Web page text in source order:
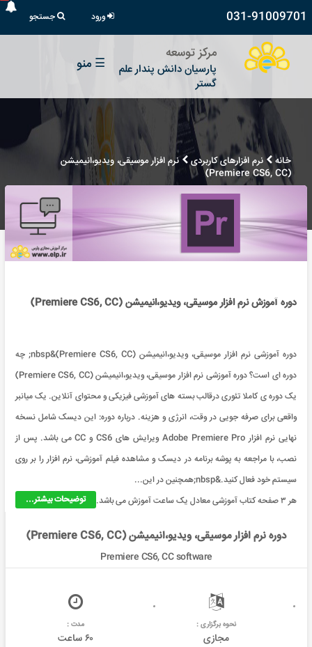
031-91009701 ورود جستجو
مرکز توسعه
پارسیان دانش پندار علم
گستر
☰ منو
خانه نرم افزارهای کاربردی
نرم افزار موسیقی، ویدیو،انیمیشن
(Premiere CS6, CC)
دوره آموزش نرم افزار موسیقی، ویدیو،انیمیشن (Premiere CS6, CC)
دوره آموزشی نرم افزار موسیقی، ویدیو،انیمیشن (Premiere CS6, CC)&nbsp; چه
دوره ای است؟ دوره آموزشی نرم افزار موسیقی، ویدیو،انیمیشن (Premiere CS6, CC)
یک دوره ی کاملا تئوری درقالب بسته های آموزشی فیزیکی و محتوای آنلاین. یک میانبر
واقعی برای صرفه جویی در وقت، انرژی و هزینه. درباره دوره: این دیسک شامل نسخه
نهایی نرم افزار Adobe Premiere Pro ویرایش های CS6 و CC می باشد. پس از
نصب، با مراجعه به پوشه برنامه در دیسک و مشاهده فیلم آموزشی، نرم افزار را بر روی
سیستم خود فعال کنید.&nbsp;همچنین در این...
توضیحات بیشتر...
هر ۳ صفحه کتاب آموزشی معادل یک ساعت آموزش می باشد.
دوره نرم افزار موسیقی، ویدیو،انیمیشن (Premiere CS6, CC)
Premiere CS6, CC software
نحوه برگزاری :
مجازی
مدت :
۶۰ ساعت